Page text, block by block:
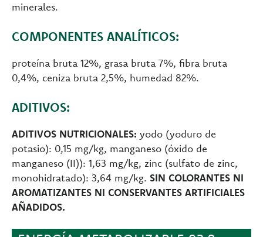
minerales.
COMPONENTES ANALÍTICOS:
proteína bruta 12%, grasa bruta 7%, fibra bruta
0,4%, ceniza bruta 2,5%, humedad 82%.
ADITIVOS:
ADITIVOS NUTRICIONALES: yodo (yoduro de
potasio): 0,15 mg/kg, manganeso (óxido de
manganeso (II)): 1,63 mg/kg, zinc (sulfato de zinc,
monohidratado): 3,64 mg/kg. SIN COLORANTES NI
AROMATIZANTES NI CONSERVANTES ARTIFICIALES
AÑADIDOS.